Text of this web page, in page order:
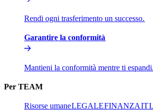
Rendi ogni trasferimento un successo.​​
Garantire la conformità​​
Mantieni la conformità mentre ti espandi.​​
Per TEAM​​
Risorse umane​​LEGALE​​FINANZA​​IT​​